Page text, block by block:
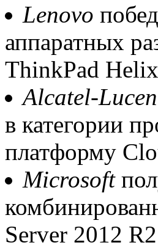
Lenovo
аппаратных
ThinkPad
Alcatel-
в категории
платформу
Microsoft
Server 2012